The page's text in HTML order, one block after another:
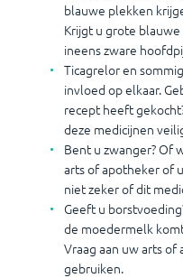
blauwe plekken
Krijgt u grote
ineens zware
Ticagrelor en
invloed op elkaar.
recept heeft
deze medicijnen
Bent u zwanger? Of
arts of apotheker of
niet zeker of dit
Geeft u
de moedermelk
Vraag aan uw arts
gebruiken.